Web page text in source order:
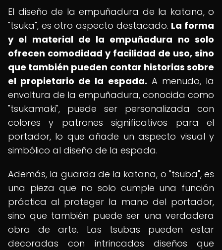
El diseño de la empuñadura de la katana, o
"tsuka", es otro aspecto destacado. La forma
y el material de la empuñadura no solo
ofrecen comodidad y facilidad de uso, sino
que también pueden contar historias sobre
el propietario de la espada. A menudo, la
envoltura de la empuñadura, conocida como
"tsukamaki", puede ser personalizada con
colores y patrones significativos para el
portador, lo que añade un aspecto visual y
simbólico al diseño de la espada.
Además, la guarda de la katana, o "tsuba", es
una pieza que no solo cumple una función
práctica al proteger la mano del portador,
sino que también puede ser una verdadera
obra de arte. Las tsubas pueden estar
decoradas con intrincados diseños que